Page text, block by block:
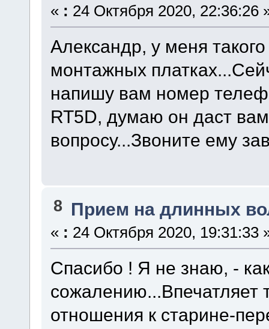
« : 24 Октября 2020, 22:36:26
Александр, у меня
монтажных
напишу вам номер
RT5D, думаю он даст
вопросу...Звоните ему
8 Прием на длинных
« : 24 Октября 2020, 19:31:33
Спасибо ! Я не знаю, -
сожалению...Впечатляет
отношения к старине-